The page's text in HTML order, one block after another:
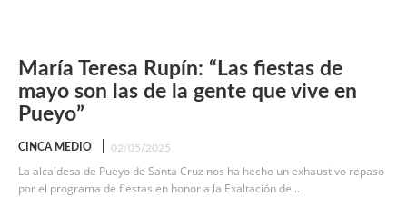
María Teresa Rupín: “Las fiestas de
mayo son las de la gente que vive en
Pueyo”
CINCA MEDIO 02/05/2025
La alcaldesa de Pueyo de Santa Cruz nos ha hecho un exhaustivo repaso
por el programa de fiestas en honor a la Exaltación de...